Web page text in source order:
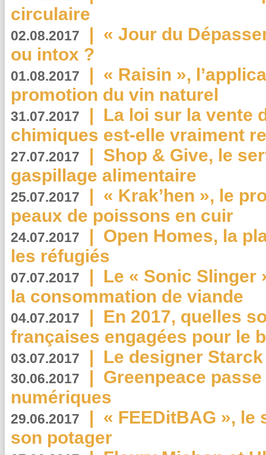
circulaire
02.08.2017 | « Jour du
ou intox ?
01.08.2017 | « Raisin »,
promotion du vin naturel
31.07.2017 | La loi sur la vente
chimiques est-elle vraiment
27.07.2017 | Shop & Give, le
gaspillage alimentaire
25.07.2017 | « Krak’hen », le
peaux de poissons en cuir
24.07.2017 | Open Homes, la
les réfugiés
07.07.2017 | Le « Sonic Slinger
la consommation de viande
04.07.2017 | En 2017, quelles
françaises engagées pour le
03.07.2017 | Le designer
30.06.2017 | Greenpeace
numériques
29.06.2017 | « FEEDitBAG », le
son potager